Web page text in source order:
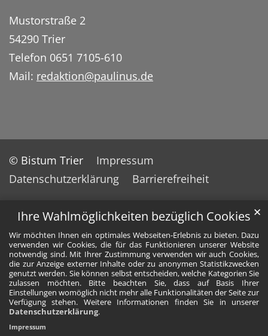
Ihre Wahlmöglichkeiten bezüglich Cookies
Wir möchten Ihnen ein optimales Webseiten-Erlebnis zu bieten. Dazu
verwenden wir Cookies, die für das Funktionieren unserer Website
notwendig sind. Mit Ihrer Zustimmung verwenden wir auch Cookies,
die zur Anzeige externer Inhalte oder zu anonymen Statistikzwecken
genutzt werden. Sie können selbst entscheiden, welche Kategorien Sie
zulassen möchten. Bitte beachten Sie, dass auf Basis Ihrer
Einstellungen womöglich nicht mehr alle Funktionalitäten der Seite zur
Verfügung stehen. Weitere Informationen finden Sie in unserer
Datenschutzerklärung.
✕
Impressum
Mustorstraße 2
54290 Trier
Telefon 0651 7105-610
Mail: redaktion@paulinus.de
© Bistum Trier
Impressum
Datenschutzerklärung
Barrierefreiheit